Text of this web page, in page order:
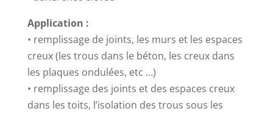
Application :
• remplissage de joints, les murs et les espaces
creux (les trous dans le béton, les creux dans
les plaques ondulées, etc …)
• remplissage des joints et des espaces creux
dans les toits, l’isolation des trous sous les